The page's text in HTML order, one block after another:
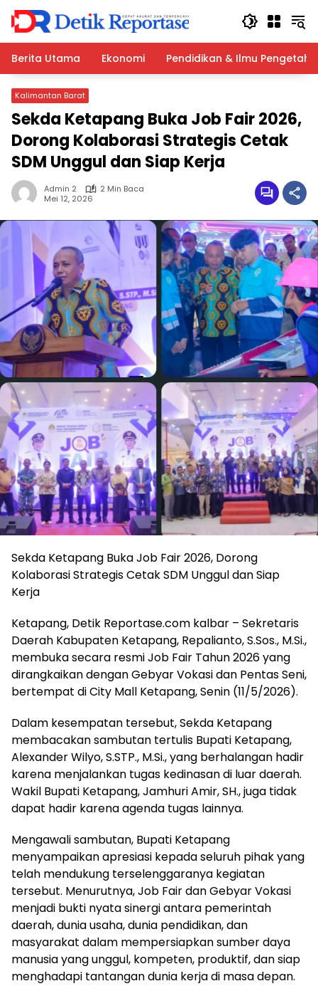
Langsung
konten
Berita Utama
Ekonomi Pendidikan & Ilmu
Kalimantan Barat
Sekda Ketapang Buka Job Fair 2026,
Dorong Kolaborasi Strategis Cetak
SDM Unggul dan Siap Kerja
Admin 2
2 Min Baca
Mei 12, 2026
Sekda Ketapang Buka Job Fair 2026, Dorong
Kolaborasi Strategis Cetak SDM Unggul dan Siap
Kerja
Ketapang, Detik Reportase.com kalbar – Sekretaris
Daerah Kabupaten Ketapang, Repalianto, S.Sos., M.Si.,
membuka secara resmi Job Fair Tahun 2026 yang
dirangkaikan dengan Gebyar Vokasi dan Pentas Seni,
bertempat di City Mall Ketapang, Senin (11/5/2026).
Dalam kesempatan tersebut, Sekda Ketapang
membacakan sambutan tertulis Bupati Ketapang,
Alexander Wilyo, S.STP., M.Si., yang berhalangan hadir
karena menjalankan tugas kedinasan di luar daerah.
Wakil Bupati Ketapang, Jamhuri Amir, SH., juga tidak
dapat hadir karena agenda tugas lainnya.
Mengawali sambutan, Bupati Ketapang
menyampaikan apresiasi kepada seluruh pihak yang
telah mendukung terselenggaranya kegiatan
tersebut. Menurutnya, Job Fair dan Gebyar Vokasi
menjadi bukti nyata sinergi antara pemerintah
daerah, dunia usaha, dunia pendidikan, dan
masyarakat dalam mempersiapkan sumber daya
manusia yang unggul, kompeten, produktif, dan siap
menghadapi tantangan dunia kerja di masa depan.